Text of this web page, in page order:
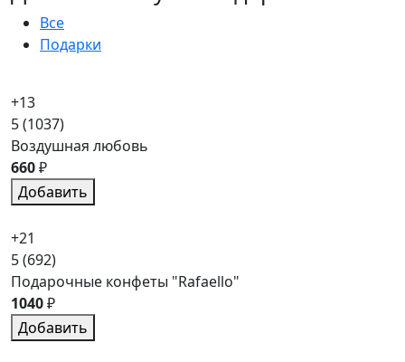
Все
Подарки
+13
5(1037)
Воздушная любовь
660₽
Добавить
+21
5(692)
Подарочные конфеты "Rafaello"
1040₽
Добавить